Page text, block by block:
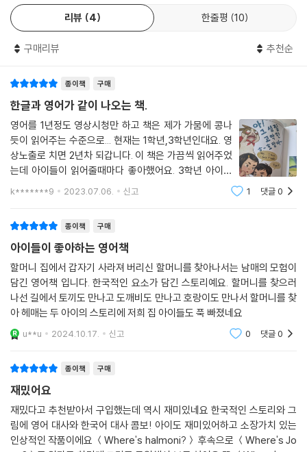
리뷰 4 한줄평 10
구매리뷰 추천순
종이책 구매
한글과 영어가 같이 나오는 책.
영어를 1년정도 영상시청만 하고 책은 제가 가뭄에 콩나
듯이 읽어주는 수준으로... 현재는 1학년,3학년인대요. 영
상노출로 치면 2년차 되갑니다. 이 책은 가끔씩 읽어주었
는데 아이들이 읽어줄때마다 좋아했어요. 3학년 아이는
스스로 가져다가 보고 있어요. 한글과 영어가 같이 들어가
k*******9 2023.07.06. 신고 1 댓글0
종이책 구매
아이들이 좋아하는 영어책
할머니 집에서 갑자기 사라져 버리신 할머니를 찾아나서는 남매의 모험이
담긴 영어책 입니다. 한국적인 요소가 담긴 스토리예요. 할머니를 찾으러
나선 길에서 토끼도 만나고 도깨비도 만나고 호랑이도 만나서 할머니를 찾
아 헤매는 두 아이의 스토리에 저희 집 아이들도 푹 빠졌네요
u**u 2024.10.17. 신고 0 댓글0
종이책 구매
재밌어요
재밌다고 추천받아서 구입했는데 역시 재미있네요 한국적인 스토리와 그
림에 영어 대사와 한국어 대사 콤보! 아이도 재미있어하고 소장가치 있는
인상적인 작품이에요 ＜Where's halmoni?＞ 후속으로 ＜Where's Jo